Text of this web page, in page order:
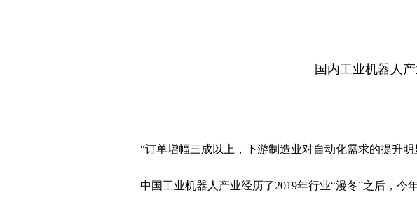
国内工业机器人
“订单增幅三成以上，下游制造业对自动化需求的提升明
中国工业机器人产业经历了2019年行业“漫冬”之后，今